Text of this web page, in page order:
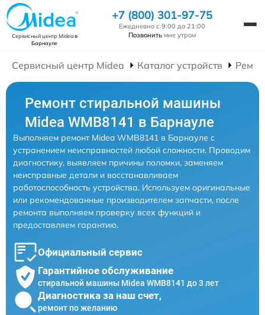
Сервисный центр Mideaв
Барнауле
+7 (800) 301-97-75
Ежедневно с 9:00 до 21:00
Позвонить мне утром
Сервисный центр Midea Каталог устройств
Ремонт стиральной машины
Midea WMB8141 в Барнауле
Выполняем ремонт Midea WMB8141 в Барнауле с
устранением неисправностей любой сложности. Проводим
диагностику, выявляем причины поломки, заменяем
неисправные детали и восстанавливаем
работоспособность устройства. Используем оригинальные
или рекомендованные производителем запчасти, после
ремонта выполняем проверку всех функций и
предоставляем гарантию.
Официальный сервис
Гарантийное обслуживание
стиральной машины Midea WMB8141 до 3 лет
Диагностика за наш счет,
ремонт по желанию